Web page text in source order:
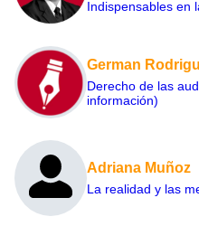
Indispensables en
German
Derecho de las
información)
Adriana Muñoz
La realidad y las